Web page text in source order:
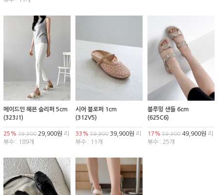
메이드인 헤븐 슬리퍼 5cm
(323J1)
25% 39,900 29,900원 리
뷰수 : 189개
시어 블로퍼 1cm
(312V5)
33% 59,90039,900원 리
뷰수 : 11개
블루밍 샌들 6cm
(625C6)
17% 59,90049,900원 리
뷰수 : 25개